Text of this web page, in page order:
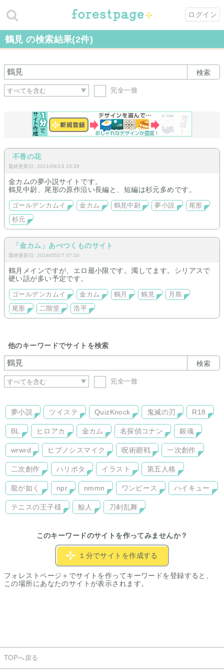
ログイン
鶴見 の検索結果(2件)
検索
完全一致
不香の花
最終更新日: 2021/09/18 10:39
金カムの夢小説サイトです。
鶴見中尉、尾形の原作沿い長編と、短編は杉元多めです。
ゴールデンカムイ 金カム 鶴見中尉 夢小説
尾形
杉元
「金カム」あべつくものサイト
最終更新日: 2018/05/27 07:16
鶴月メインですが、エロ最小限です。濁してます。シリアスで
硬い話が多い予定です。
ゴールデンカムイ 金カム 鶴月 鶴見
月島
尾形
二階堂 浩平
他のキーワードでサイトを検索
検索
完全一致
夢小説 ツイステ QuizKnock 鬼滅の刃 R18
BL ヒロアカ 金カム 名探偵コナン 銀魂
wrwrd ヒプノシスマイク 呪術廻戦 一次創作
二次創作 ハリポタ イラスト 第五人格
龍が如く npr nmmn ワンピース ハイキュー
テニスの王子様 鯨人 刀剣乱舞
このキーワードのサイトを作ってみませんか？
１分でサイトを作成する
フォレストページ＋でサイトを作ってキーワードを登録すると、
この場所にあなたのサイトが表示されます。
TOPへ戻る